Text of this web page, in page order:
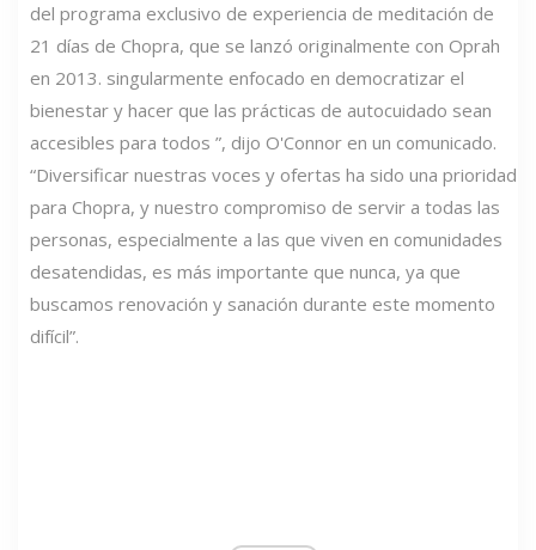
del programa exclusivo de experiencia de meditación de
21 días de Chopra, que se lanzó originalmente con Oprah
en 2013. singularmente enfocado en democratizar el
bienestar y hacer que las prácticas de autocuidado sean
accesibles para todos ”, dijo O'Connor en un comunicado.
“Diversificar nuestras voces y ofertas ha sido una prioridad
para Chopra, y nuestro compromiso de servir a todas las
personas, especialmente a las que viven en comunidades
desatendidas, es más importante que nunca, ya que
buscamos renovación y sanación durante este momento
difícil”.